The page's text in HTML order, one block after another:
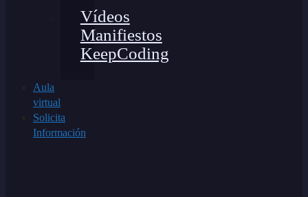
Vídeos
Manifiestos
KeepCoding
Aula
virtual
Solicita
Información